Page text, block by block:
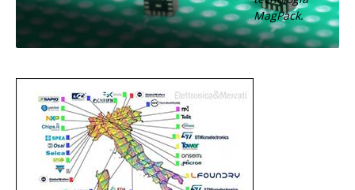
MagPack.